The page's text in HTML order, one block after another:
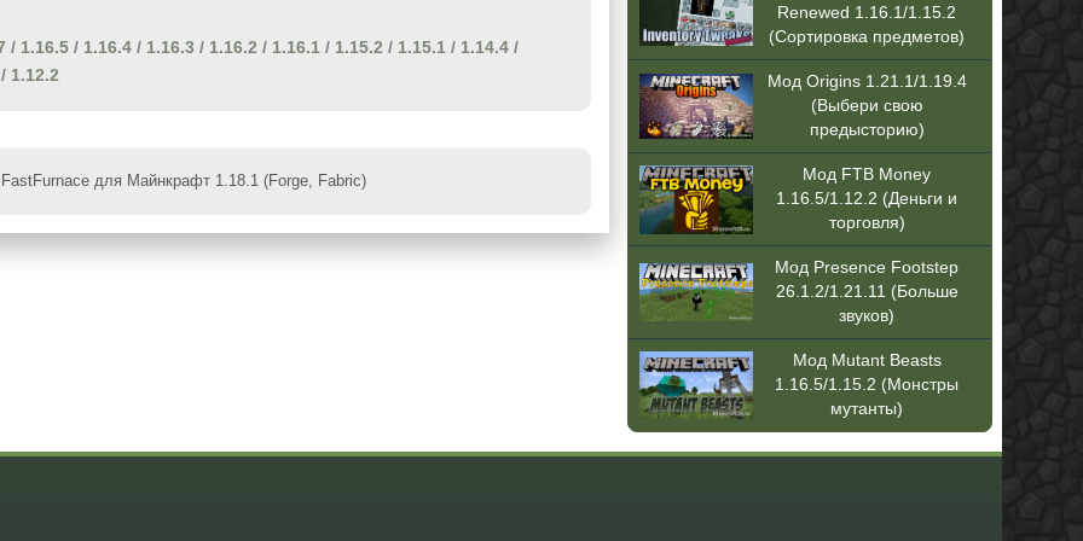
/ 1.16.5 / 1.16.4 / 1.16.3 / 1.16.2 / 1.16.1 / 1.15.2 / 1.15.1 / 1.14.4 /
1.12.2
для Майнкрафт 1.18.1 (Forge, Fabric)
Renewed 1.16.1/1.15.2
(Сортировка предметов)
Мод Origins 1.21.1/1.19.4
(Выбери свою
предысторию)
Мод FTB Money
1.16.5/1.12.2 (Деньги и
торговля)
Мод Presence Footstep
26.1.2/1.21.11 (Больше
звуков)
Мод Mutant Beasts
1.16.5/1.15.2 (Монстры
мутанты)